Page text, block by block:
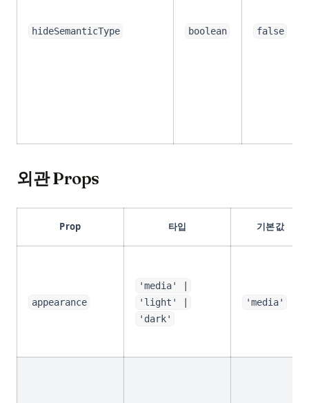
hideSemanticType boolean false
외관 Props
Prop 타입 기본값
appearance
'media' |
'light' |
'dark'
'media'